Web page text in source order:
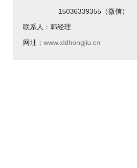
15036339355（微信）
联系人：韩经理
网址： www.xldhongjiu.cn